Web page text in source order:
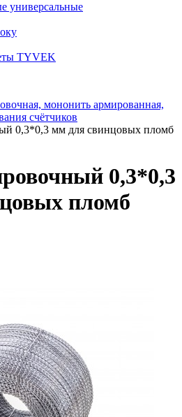
универсальные
TYVEK
мононить армированная,
счётчиков
0,3*0,3 мм для свинцовых пломб
0,3*0,3
пломб